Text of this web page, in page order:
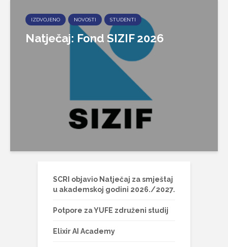
IZDVOJENO NOVOSTI STUDENTI
Natječaj: Fond SIZIF 2026
SCRI objavio Natječaj za smještaj
u akademskoj godini 2026./2027.
Potpore za YUFE združeni studij
Elixir AI Academy